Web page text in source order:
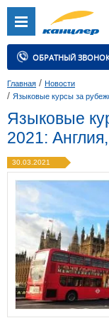
ОБРАТНЫЙ
Главная / Новости
/ Языковые курсы за
Языковые
2021:
30.03.2021